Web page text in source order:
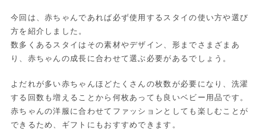
今回は、赤ちゃんであれば必ず使用するスタイの使い方や選び
方を紹介しました。
数多くあるスタイはその素材やデザイン、形までさまざまあ
り、赤ちゃんの成長に合わせて選ぶ必要があるでしょう。
よだれが多い赤ちゃんほどたくさんの枚数が必要になり、洗濯
する回数も増えることから何枚あっても良いベビー用品です。
赤ちゃんの洋服に合わせてファッションとしても楽しむことが
できるため、ギフトにもおすすめできます。